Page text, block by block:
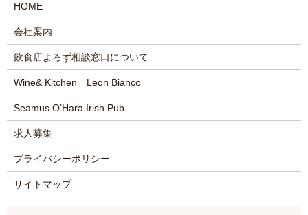
HOME
会社案内
飲食店よろず相談窓口について
Wine& Kitchen Leon Bianco
Seamus O’Hara Irish Pub
求人募集
プライバシーポリシー
サイトマップ